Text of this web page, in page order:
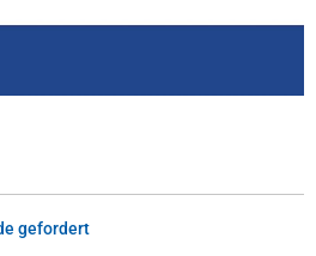
gefordert